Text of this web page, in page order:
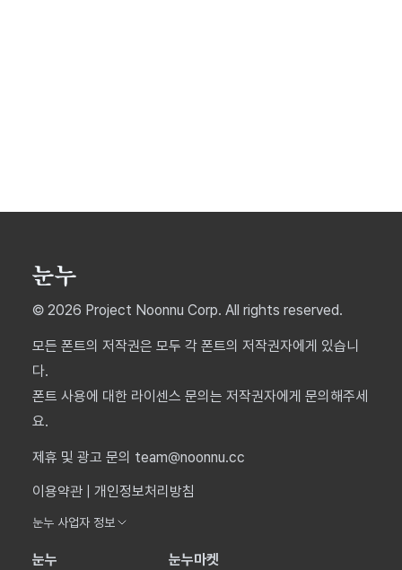
© 2026 Project Noonnu Corp. All rights reserved.
모든 폰트의 저작권은 모두 각 폰트의 저작권자에게 있습니
다.
폰트 사용에 대한 라이센스 문의는 저작권자에게 문의해주세
요.
제휴 및 광고 문의 team@noonnu.cc
이용약관
개인정보처리방침
눈누 사업자 정보
눈누 눈누마켓